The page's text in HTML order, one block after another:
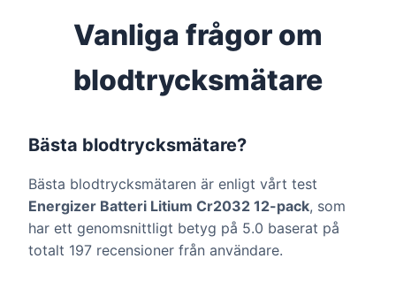
Vanliga frågor om
blodtrycksmätare
Bästa blodtrycksmätare?
Bästa blodtrycksmätaren är enligt vårt test
Energizer Batteri Litium Cr2032 12-pack, som
har ett genomsnittligt betyg på 5.0 baserat på
totalt 197 recensioner från användare.